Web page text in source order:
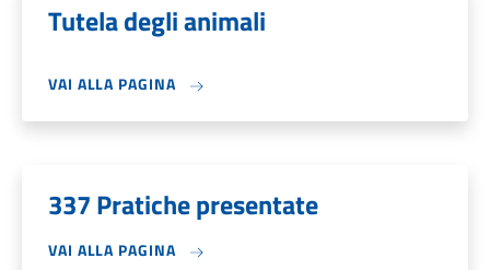
Tutela degli animali
VAI ALLA PAGINA
337 Pratiche presentate
VAI ALLA PAGINA